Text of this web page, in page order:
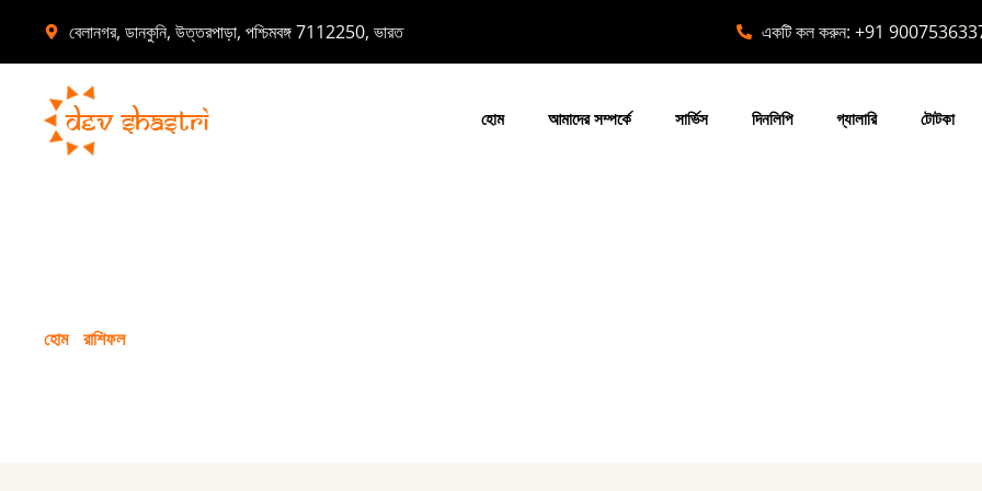
বেলানগর, ডানকুনি, উত্তরপাড়া, পশ্চিমবঙ্গ 7112250, ভারত একটি কল করুন: +91
হোম আমাদের সম্পর্কে সার্ভিস দিনলিপি গ্যালারি টোটকা
হোম রাশিফল